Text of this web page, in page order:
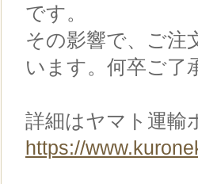
です。
その影響で、ご注
います。何卒ご了
詳細はヤマト運輸
https://